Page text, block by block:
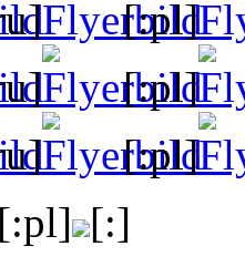
[:pl]
[:pl]
[:pl]
[:pl] [:]